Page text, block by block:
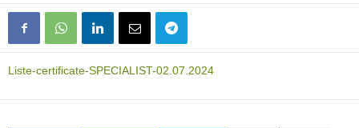
Liste-certificate-SPECIALIST-02.07.2024